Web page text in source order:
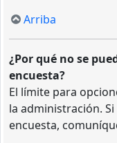
Arriba
¿Por qué no se
encuesta?
El límite para
la administración.
encuesta,